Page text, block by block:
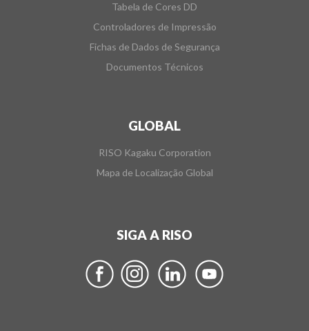
Tabela de Cores DD
Controladores de Impressão
Fichas de Dados de Segurança
Documentos Técnicos
GLOBAL
RISO Kagaku Corporation
Mapa de Localização Global
SIGA A RISO